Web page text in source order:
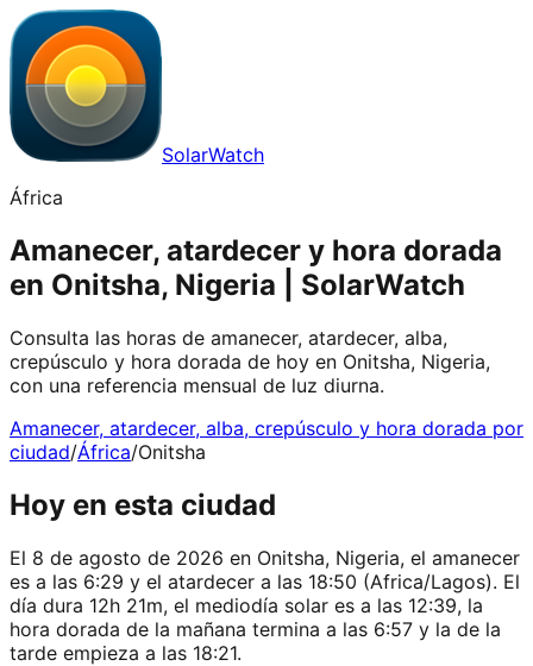
SolarWatch
África
Amanecer, atardecer y hora dorada
en Onitsha, Nigeria | SolarWatch
Consulta las horas de amanecer, atardecer, alba,
crepúsculo y hora dorada de hoy en Onitsha, Nigeria,
con una referencia mensual de luz diurna.
Amanecer, atardecer, alba, crepúsculo y hora dorada por
ciudad/África/Onitsha
Hoy en esta ciudad
El 8 de agosto de 2026 en Onitsha, Nigeria, el amanecer
es a las 6:29 y el atardecer a las 18:50 (Africa/Lagos). El
día dura 12h 21m, el mediodía solar es a las 12:39, la
hora dorada de la mañana termina a las 6:57 y la de la
tarde empieza a las 18:21.